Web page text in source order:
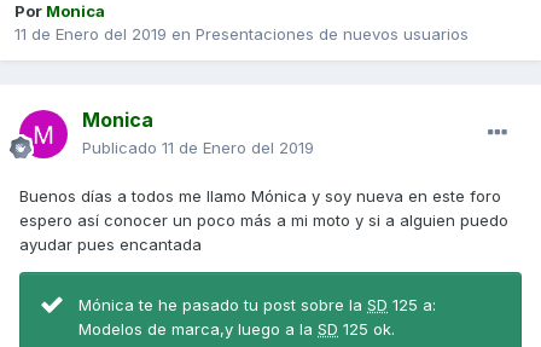
Por Monica
11 de Enero del 2019 en Presentaciones de nuevos usuarios
Monica
Publicado 11 de Enero del 2019
Buenos días a todos me llamo Mónica y soy nueva en este foro
espero así conocer un poco más a mi moto y si a alguien puedo
ayudar pues encantada
Mónica te he pasado tu post sobre la SD 125 a:
Modelos de marca,y luego a la SD 125 ok.